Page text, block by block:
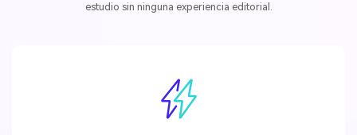
estudio sin ninguna experiencia editorial.